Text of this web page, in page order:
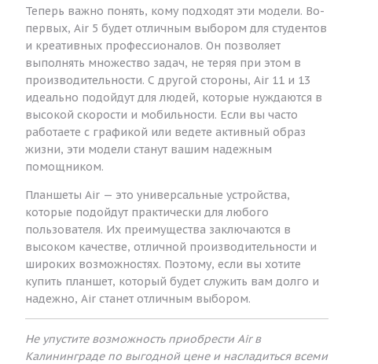
Теперь важно понять, кому подходят эти модели. Во-
первых, Air 5 будет отличным выбором для студентов
и креативных профессионалов. Он позволяет
выполнять множество задач, не теряя при этом в
производительности. С другой стороны, Air 11 и 13
идеально подойдут для людей, которые нуждаются в
высокой скорости и мобильности. Если вы часто
работаете с графикой или ведете активный образ
жизни, эти модели станут вашим надежным
помощником.
Планшеты Air — это универсальные устройства,
которые подойдут практически для любого
пользователя. Их преимущества заключаются в
высоком качестве, отличной производительности и
широких возможностях. Поэтому, если вы хотите
купить планшет, который будет служить вам долго и
надежно, Air станет отличным выбором.
Не упустите возможность приобрести Air в
Калининграде по выгодной цене и насладиться всеми